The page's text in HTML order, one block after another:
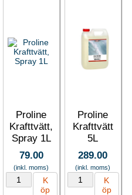
Proline
Krafttvätt,
Spray 1L
79.00
(inkl. moms)
K
öp
Proline
Krafttvätt
5L
289.00
(inkl. moms)
K
öp